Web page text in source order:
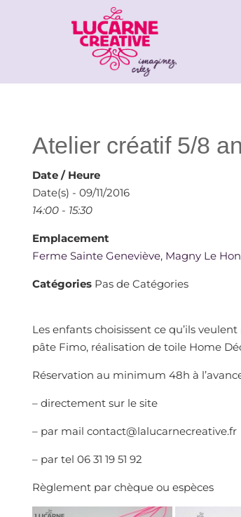
Atelier créatif 5/8
Date / Heure
Date(s) - 09/11/2016
14:00 - 15:30
Emplacement
Ferme Sainte Geneviève, Magny Le
Catégories Pas de Catégories
Les enfants choisissent ce qu’ils
pâte Fimo, réalisation de toile Home
Réservation au minimum 48h à
– directement sur le site
– par mail contact@lalucarnecreative.fr
– par tel 06 31 19 51 92
Règlement par chèque ou espèces